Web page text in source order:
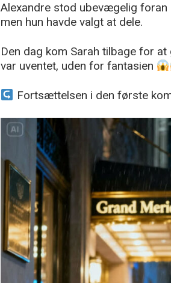
Alexandre stod ubevægelig foran
men hun havde valgt at dele.
Den dag kom Sarah tilbage for
var uventet, uden for fantasien
Fortsættelsen i den første